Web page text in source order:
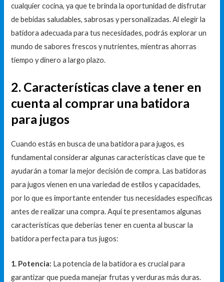
cualquier cocina, ya que te brinda la oportunidad de disfrutar
de bebidas saludables, sabrosas y personalizadas. Al elegir la
batidora adecuada para tus necesidades, podrás explorar un
mundo de sabores frescos y nutrientes, mientras ahorras
tiempo y dinero a largo plazo.
2. Características clave a tener en
cuenta al comprar una batidora
para jugos
Cuando estás en busca de una batidora para jugos, es
fundamental considerar algunas características clave que te
ayudarán a tomar la mejor decisión de compra. Las batidoras
para jugos vienen en una variedad de estilos y capacidades,
por lo que es importante entender tus necesidades específicas
antes de realizar una compra. Aquí te presentamos algunas
características que deberías tener en cuenta al buscar la
batidora perfecta para tus jugos:
1. Potencia: La potencia de la batidora es crucial para
garantizar que pueda manejar frutas y verduras más duras.